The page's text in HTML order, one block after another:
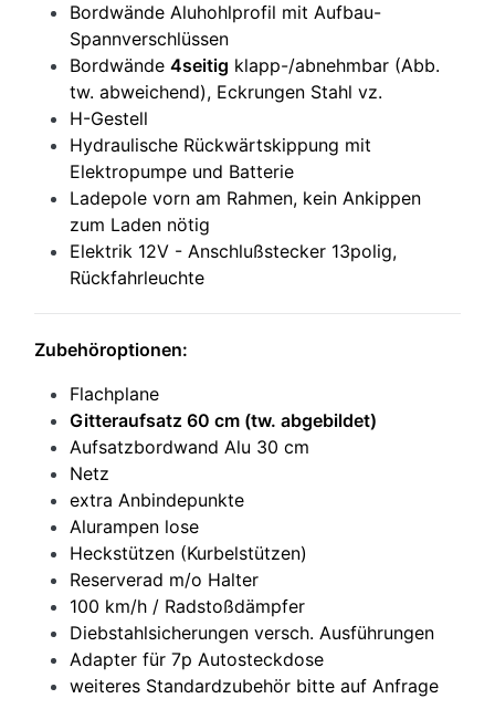
Bordwände Aluhohlprofil mit Aufbau-
Spannverschlüssen
Bordwände 4seitig klapp-/abnehmbar (Abb.
tw. abweichend), Eckrungen Stahl vz.
H-Gestell
Hydraulische Rückwärtskippung mit
Elektropumpe und Batterie
Ladepole vorn am Rahmen, kein Ankippen
zum Laden nötig
Elektrik 12V - Anschlußstecker 13polig,
Rückfahrleuchte
Zubehöroptionen:
Flachplane
Gitteraufsatz 60 cm (tw. abgebildet)
Aufsatzbordwand Alu 30 cm
Netz
extra Anbindepunkte
Alurampen lose
Heckstützen (Kurbelstützen)
Reserverad m/o Halter
100 km/h / Radstoßdämpfer
Diebstahlsicherungen versch. Ausführungen
Adapter für 7p Autosteckdose
weiteres Standardzubehör bitte auf Anfrage